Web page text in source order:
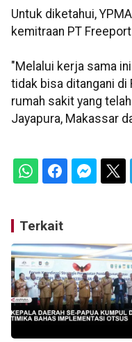
Untuk diketahui,
kemitraan PT
"Melalui kerja sama
tidak bisa ditangani di
rumah sakit yang
Jayapura, Makassar
Terkait